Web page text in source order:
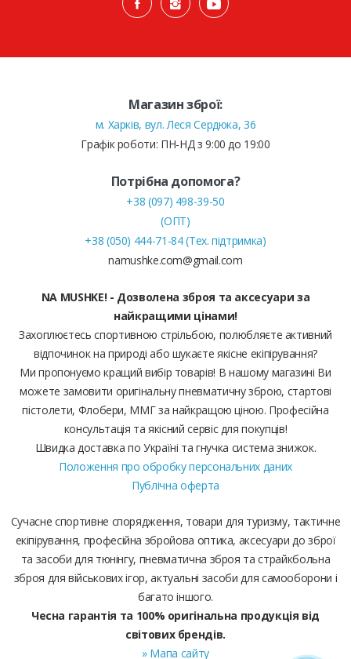
Магазин зброї:
м. Харків, вул. Леся Сердюка, 36
Графік роботи: ПН-НД з 9:00 до 19:00
Потрібна допомога?
+38 (097) 498-39-50
(ОПТ)
+38 (050) 444-71-84 (Тех. підтримка)
namushke.com@gmail.com
NA MUSHKE! - Дозволена зброя та аксесуари за
найкращими цінами!
Захоплюєтесь спортивною стрільбою, полюбляєте активний
відпочинок на природі або шукаєте якісне екіпірування?
Ми пропонуємо кращий вибір товарів! В нашому магазині Ви
можете замовити оригінальну пневматичну зброю, стартові
пістолети, Флобери, ММГ за найкращою ціною. Професійна
консультація та якісний сервіс для покупців!
Швидка доставка по Україні та гнучка система знижок.
Положення про обробку персональних даних
Публічна оферта
Сучасне спортивне спорядження, товари для туризму, тактичне
екіпірування, професійна збройова оптика, аксесуари до зброї
та засоби для тюнінгу, пневматична зброя та страйкбольна
зброя для військових ігор, актуальні засоби для самооборони і
багато іншого.
Чесна гарантія та 100% оригінальна продукція від
світових брендів.
» Мапа сайту